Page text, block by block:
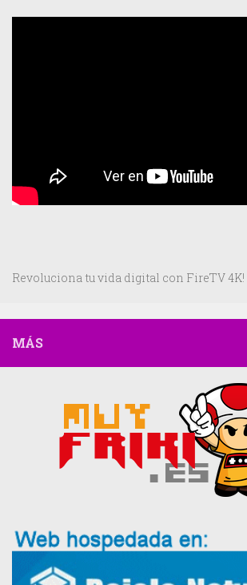
Revoluciona tu vida digital con FireTV 4K!
MÁS